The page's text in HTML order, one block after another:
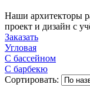
Наши архитекторы
проект и дизайн с
Заказать
Угловая
С бассейном
С барбекю
Сортировать: